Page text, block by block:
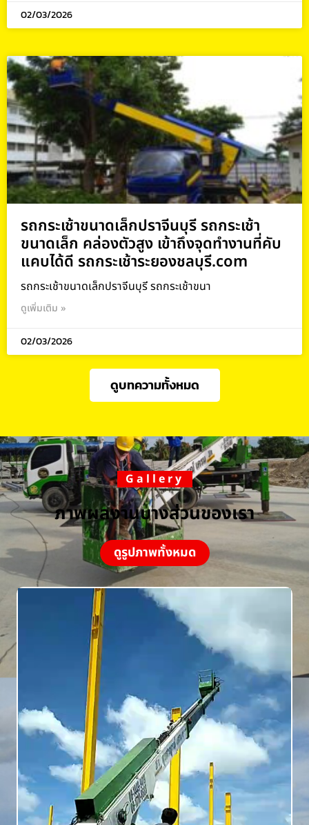
02/03/2026
รถกระเช้าขนาดเล็กปราจีนบุรี รถกระเช้า
ขนาดเล็ก คล่องตัวสูง เข้าถึงจุดทำงานที่คับ
แคบได้ดี รถกระเช้าระยองชลบุรี.com
รถกระเช้าขนาดเล็กปราจีนบุรี รถกระเช้าขนา
ดูเพิ่มเติม »
02/03/2026
ดูบทความทั้งหมด
Gallery
ภาพผลงานบางส่วนของเรา
ดูรูปภาพทั้งหมด